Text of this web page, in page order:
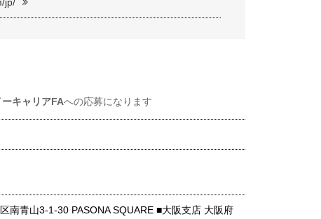
jp/
ーキャリアFAへの応募になります
南青山3-1-30 PASONA SQUARE ■大阪支店 大阪府